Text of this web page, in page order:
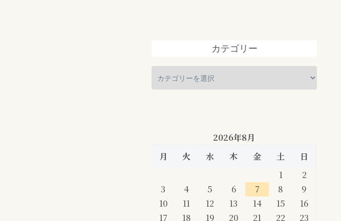
カテゴリー
2026年8月
月
火 水 木 金 土
日
1
2
3
4 5 6 7 8
9
10
11 12 13 14 15
16
17
18 19 20 21 22
23